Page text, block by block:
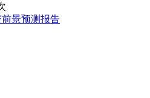
前景预测报告